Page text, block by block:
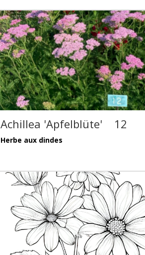
Achillea 'Apfelblüte' 12
Herbe aux dindes